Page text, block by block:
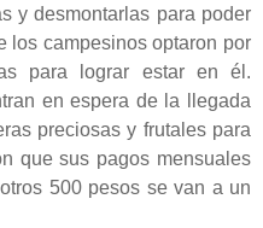
y desmontarlas para poder
los campesinos optaron por
para lograr estar en él.
en espera de la llegada
preciosas y frutales para
que sus pagos mensuales
500 pesos se van a un